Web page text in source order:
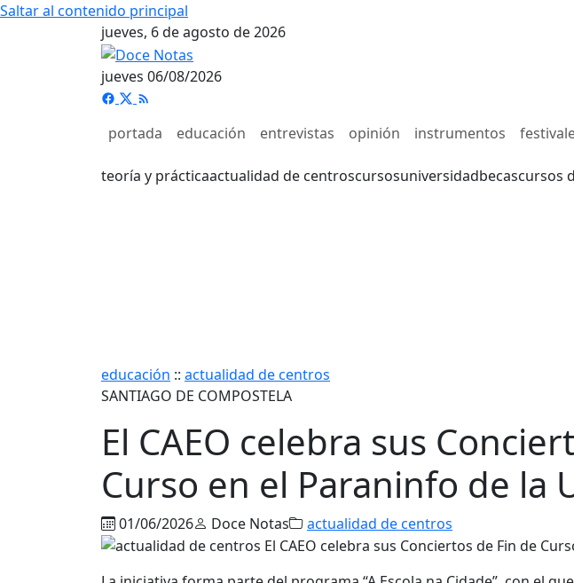
Saltar al contenido principal
jueves, 6 de agosto de 2026
jueves 06/08/2026
portada educación entrevistas opinión instrumentos
teoría y prácticaactualidad de centroscursosuniversidadbecascursos
educación :: actualidad de centros
SANTIAGO DE COMPOSTELA
El CAEO celebra sus
Curso en el Paraninfo de la
01/06/2026 Doce Notas actualidad de centros